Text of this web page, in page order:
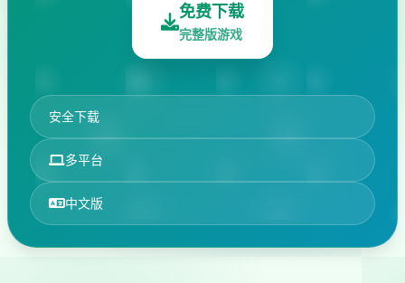
免费下载
完整版游戏
安全下载
多平台
中文版